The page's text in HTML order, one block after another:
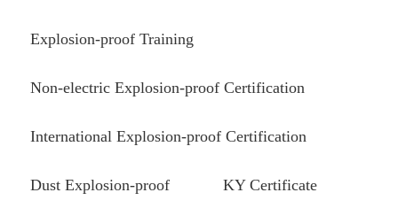
Explosion-proof Training
Non-electric Explosion-proof Certification
International Explosion-proof Certification
Dust Explosion-proof KY Certificate